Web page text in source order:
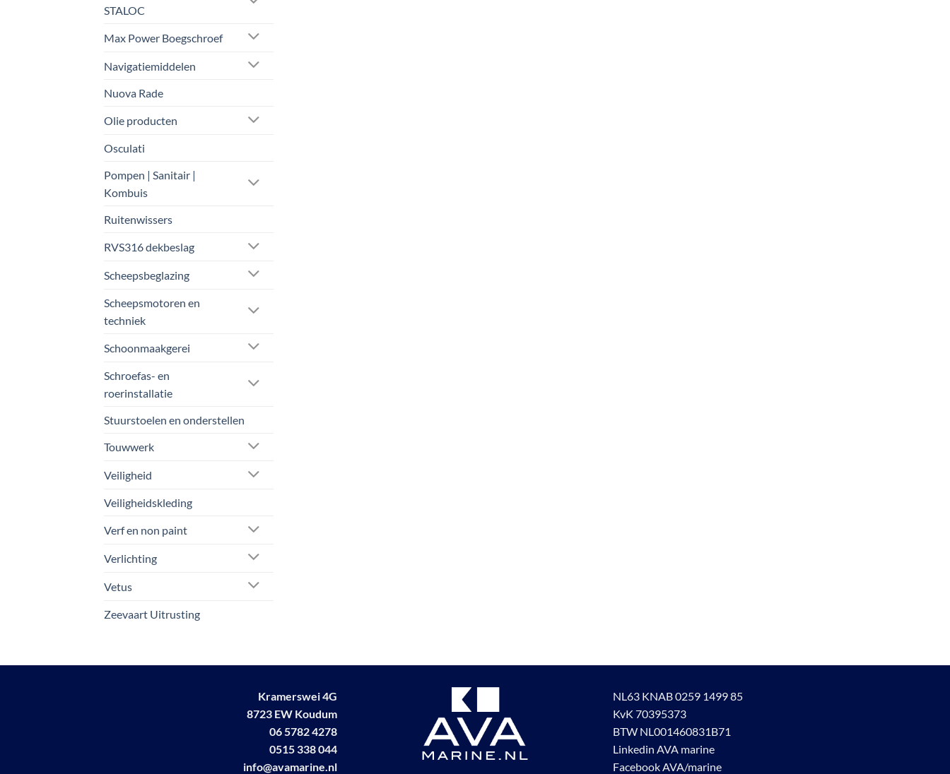
STALOC
Max Power Boegschroef
Navigatiemiddelen
Nuova Rade
Olie producten
Osculati
Pompen | Sanitair |
Kombuis
Ruitenwissers
RVS316 dekbeslag
Scheepsbeglazing
Scheepsmotoren en
techniek
Schoonmaakgerei
Schroefas- en
roerinstallatie
Stuurstoelen en onderstellen
Touwwerk
Veiligheid
Veiligheidskleding
Verf en non paint
Verlichting
Vetus
Zeevaart Uitrusting
Kramerswei 4G
8723 EW Koudum
06 5782 4278
0515 338 044
info@avamarine.nl
NL63 KNAB 0259 1499 85
KvK 70395373
BTW NL001460831B71
Linkedin AVA marine
Facebook AVA/marine